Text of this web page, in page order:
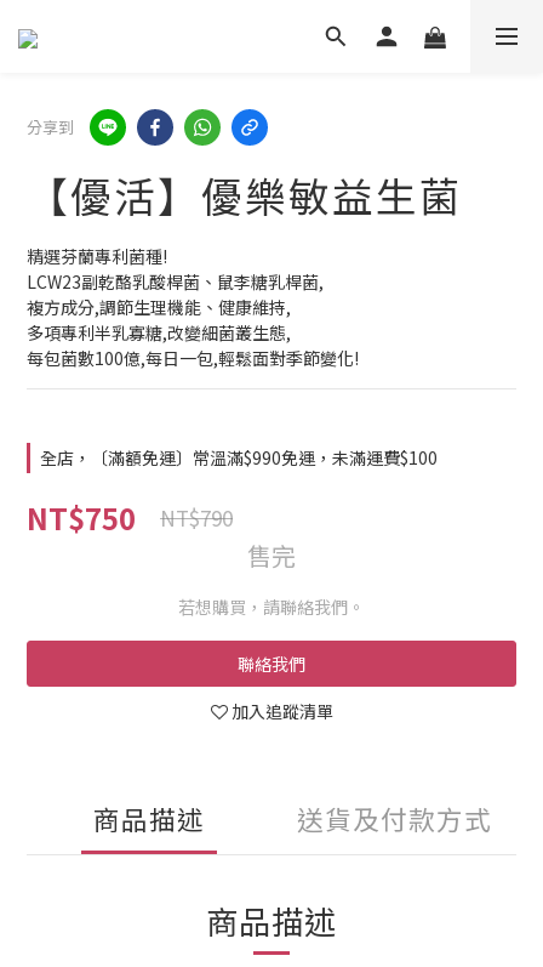
分享到
【優活】優樂敏益生菌
精選芬蘭專利菌種!
LCW23副乾酪乳酸桿菌、鼠李糖乳桿菌,
複方成分,調節生理機能、健康維持,
多項專利半乳寡糖,改變細菌叢生態,
每包菌數100億,每日一包,輕鬆面對季節變化!
全店，〔滿額免運〕常溫滿$990免運，未滿運費$100
NT$750 NT$790
售完
若想購買，請聯絡我們。
聯絡我們
加入追蹤清單
商品描述 送貨及付款方式
商品描述